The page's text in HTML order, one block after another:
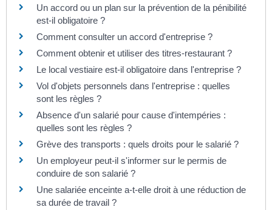
Un accord ou un plan sur la prévention de la pénibilité
est-il obligatoire ?
Comment consulter un accord d'entreprise ?
Comment obtenir et utiliser des titres-restaurant ?
Le local vestiaire est-il obligatoire dans l'entreprise ?
Vol d'objets personnels dans l'entreprise : quelles
sont les règles ?
Absence d'un salarié pour cause d'intempéries :
quelles sont les règles ?
Grève des transports : quels droits pour le salarié ?
Un employeur peut-il s'informer sur le permis de
conduire de son salarié ?
Une salariée enceinte a-t-elle droit à une réduction de
sa durée de travail ?